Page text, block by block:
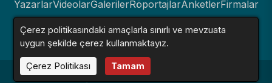
YazarlarVideolarGalerilerRöportajlarAnketlerFirmalar
İlanlarResmi İlanlarSitemap
Haber Sitesi © 2016 - 2024. Tüm Hakları Saklıdır.
Çerez politikasındaki amaçlarla sınırlı ve mevzuata
uygun şekilde çerez kullanmaktayız.
Çerez Politikası
Tamam